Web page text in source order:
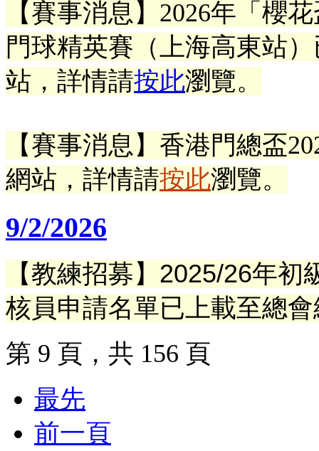
【賽事消息】 2026年「櫻
門球精英賽（上海高東站）
站 ， 詳情請按此瀏覽。
【賽事消息】香港門總盃
網站 ， 詳情請按此瀏覽。
9/2/2026
【教練招募】 2025/26年初
核員申請名單已上載至總
第 9 頁，共 156 頁
最先
前一頁